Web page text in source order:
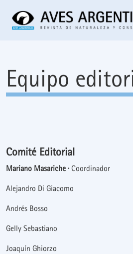
Equipo editorial
Equipo
Comité Editorial
Mariano Masariche · Coordinador
Alejandro Di Giacomo
Andrés Bosso
Gelly Sebastiano
Joaquín Ghiorzo